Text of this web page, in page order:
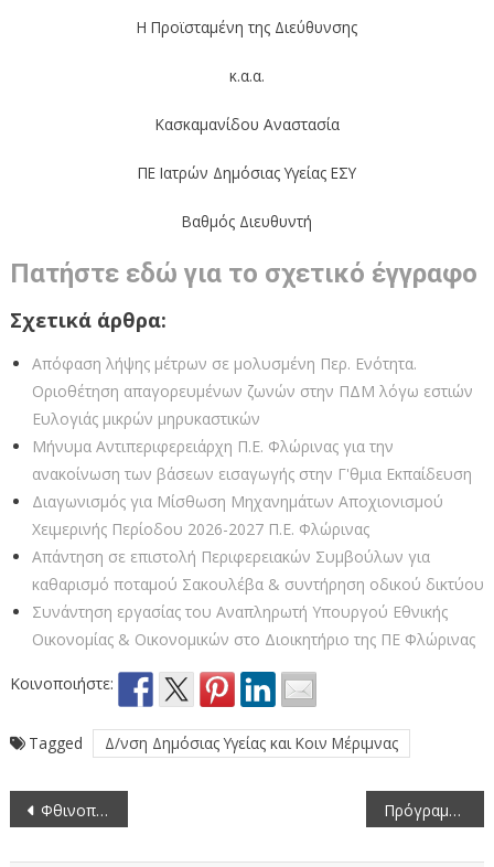
Η Προϊσταμένη της Διεύθυνσης
κ.α.α.
Κασκαμανίδου Αναστασία
ΠΕ Ιατρών Δημόσιας Υγείας ΕΣΥ
Βαθμός Διευθυντή
Πατήστε εδώ για το σχετικό έγγραφο
Σχετικά άρθρα:
Απόφαση λήψης μέτρων σε μολυσμένη Περ. Ενότητα.
Οριοθέτηση απαγορευμένων ζωνών στην ΠΔΜ λόγω εστιών
Ευλογιάς μικρών μηρυκαστικών
Μήνυμα Αντιπεριφερειάρχη Π.Ε. Φλώρινας για την
ανακοίνωση των βάσεων εισαγωγής στην Γ'θμια Εκπαίδευση
Διαγωνισμός για Μίσθωση Μηχανημάτων Αποχιονισμού
Χειμερινής Περίοδου 2026-2027 Π.Ε. Φλώρινας
Απάντηση σε επιστολή Περιφερειακών Συμβούλων για
καθαρισμό ποταμού Σακουλέβα & συντήρηση οδικού δικτύου
Συνάντηση εργασίας του Αναπληρωτή Υπουργού Εθνικής
Οικονομίας & Οικονομικών στο Διοικητήριο της ΠΕ Φλώρινας
Κοινοποιήστε:
Tagged Δ/νση Δημόσιας Υγείας και Κοιν Μέριμνας
Πλοήγηση
Φθινοπωρινό Πρόγραμμα 2024 εναερίων ρίψεων εμβολίων-δολωμάτων κατά της λύσσας στην ΠΕ Φλώρινας Πρόγραμμα εορτασμού της ημέρας του Μακεδονικού Αγώνα στην πόλη της Φλώρινας